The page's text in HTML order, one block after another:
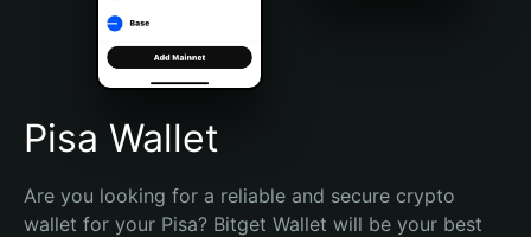
Português (Brasil)
Español (Argentina)
Pisa Wallet
Are you looking for a reliable and secure crypto
wallet for your Pisa? Bitget Wallet will be your best